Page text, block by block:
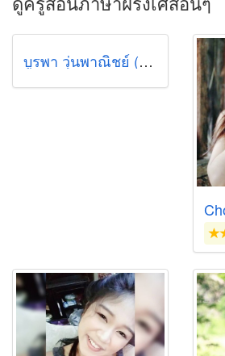
บูรพา วุ่นพาณิชย์ (ต้น)